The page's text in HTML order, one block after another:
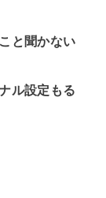
と聞かない
ル設定もる